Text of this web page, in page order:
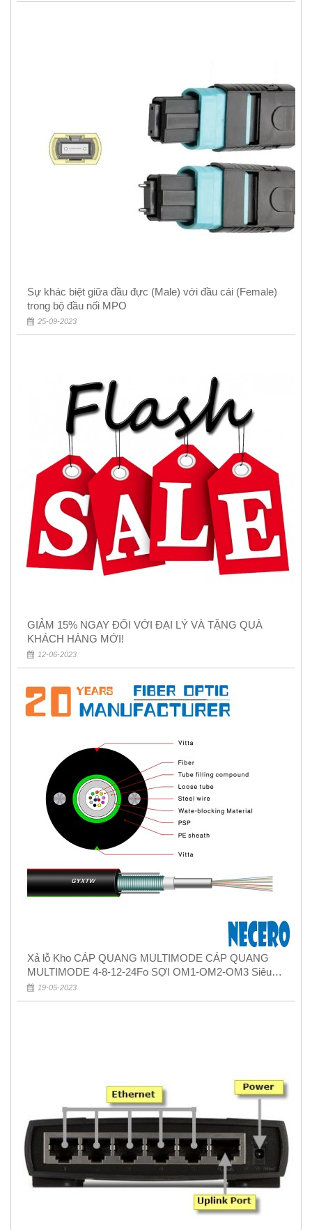
Sự khác biệt giữa đầu đực (Male) với đầu cái (Female)
trong bộ đầu nối MPO
25-09-2023
GIẢM 15% NGAY ĐỐI VỚI ĐẠI LÝ VÀ TẶNG QUÀ
KHÁCH HÀNG MỚI!
12-06-2023
Xả lỗ Kho CÁP QUANG MULTIMODE CÁP QUANG
MULTIMODE 4-8-12-24Fo SỢI OM1-OM2-OM3 Siêu
Rẻ 5k
19-05-2023